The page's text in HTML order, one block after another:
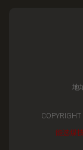
地
能选煤